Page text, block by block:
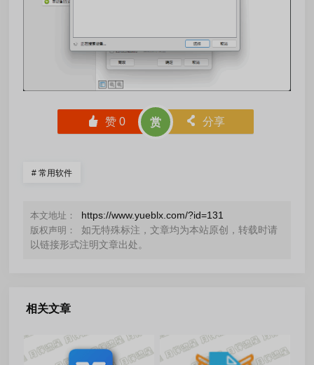
󰄼 赞0 赏 󰄯 分享
# 常用软件
本文地址： https://www.yueblx.com/?id=131
版权声明：
如无特殊标注，文章均为本站原创，转载时请
以链接形式注明文章出处。
相关文章